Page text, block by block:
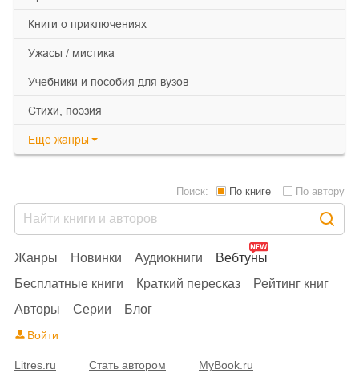
книги о приключениях
ужасы / мистика
учебники и пособия для вузов
cтихи, поэзия
Еще жанры
Жанры Новинки Аудиокниги
Вебтуны
Бесплатные книги
Краткий пересказ
Рейтинг книг
Авторы
Серии Блог
Поиск: По книге По автору
Войти
Litres.ru Стать автором MyBook.ru